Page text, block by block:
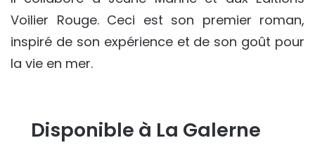
Voilier Rouge. Ceci est son premier roman,
inspiré de son expérience et de son goût pour
la vie en mer.
Disponible à La Galerne